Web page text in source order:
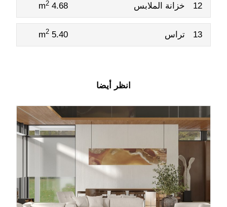
12 خزانة الملابس 4.68 m
2
13 تراس 5.40 m
2
انظر أيضا